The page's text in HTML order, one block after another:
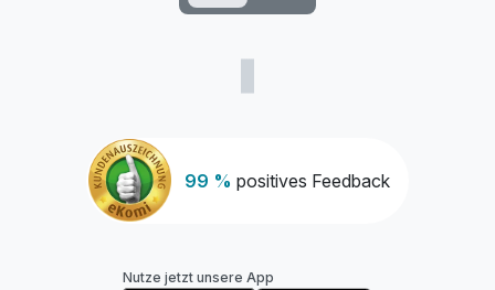
99 % positives Feedback
Nutze jetzt unsere App